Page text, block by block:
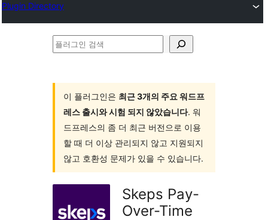
가
Plugin Directory
플
이 플러그인은 최근 3개의 주요 워드프
레스 출시와 시험 되지 않았습니다. 워
드프레스의 좀 더 최근 버전으로 이용
할 때 더 이상 관리되지 않고 지원되지
않고 호환성 문제가 있을 수 있습니다.
Skeps Pay-
Over-Time